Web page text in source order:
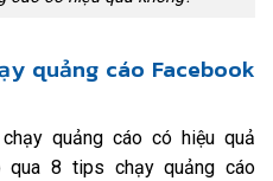
quảng cáo Facebook
quảng cáo có hiệu quả
qua 8 tips chạy quảng cáo